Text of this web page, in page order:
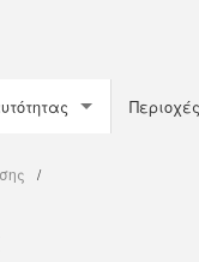
Περιοχές
/